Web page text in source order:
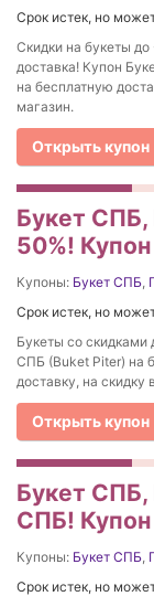
Срок истек, но
Скидки на букеты
доставка! Купон
на бесплатную
магазин.
Открыть купон
Букет СПБ,
50%!
Купоны: Букет СПБ,
Срок истек, но
Букеты со скидками
СПБ (Buket Piter) на
доставку, на скидку
Открыть купон
Букет СПБ,
СПБ!
Купоны: Букет СПБ,
Срок истек, но